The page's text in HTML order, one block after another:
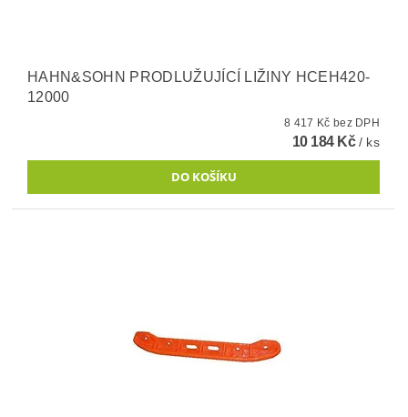
HAHN&SOHN PRODLUŽUJÍCÍ LIŽINY HCEH420-
12000
8 417 Kč bez DPH
10 184 Kč/ ks